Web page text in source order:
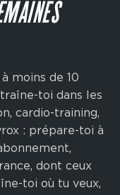
moins de 10
toi dans les
cardio-training,
: prépare-toi à
dont ceux
toi où tu veux,